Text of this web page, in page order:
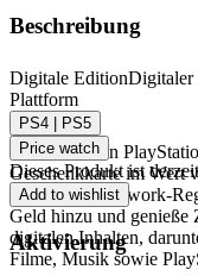
Beschreibung
PlayStation
(BG) – PSN
Erweitere dein
Geschenkkarte im Wert
PlayStation Network-
Geld hinzu und genieße
digitalen Inhalten,
Filme, Musik sowie
Digitale EditionDigitaler
Plattform
PS4 | PS5
Price watch
Dieses Produkt ist
Add to wishlist
Aktivierung